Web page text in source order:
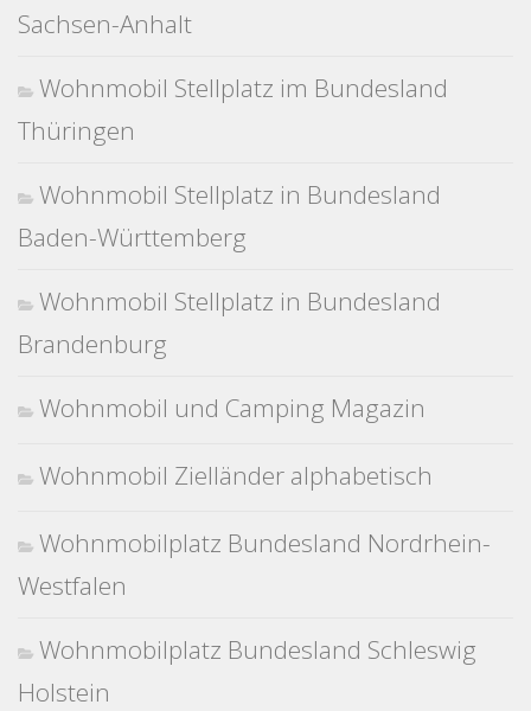
Sachsen-Anhalt
Wohnmobil Stellplatz im Bundesland
Thüringen
Wohnmobil Stellplatz in Bundesland
Baden-Württemberg
Wohnmobil Stellplatz in Bundesland
Brandenburg
Wohnmobil und Camping Magazin
Wohnmobil Zielländer alphabetisch
Wohnmobilplatz Bundesland Nordrhein-
Westfalen
Wohnmobilplatz Bundesland Schleswig
Holstein